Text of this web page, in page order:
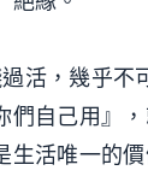
活，幾乎不
自己用』
活唯一的